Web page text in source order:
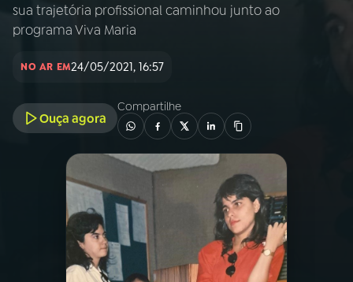
PROGRAMAS
PODCASTS
sua trajetória profissional caminhou junto ao
programa Viva Maria
NO AR EM24/05/2021, 16:57
Ouça agora
Compartilhe